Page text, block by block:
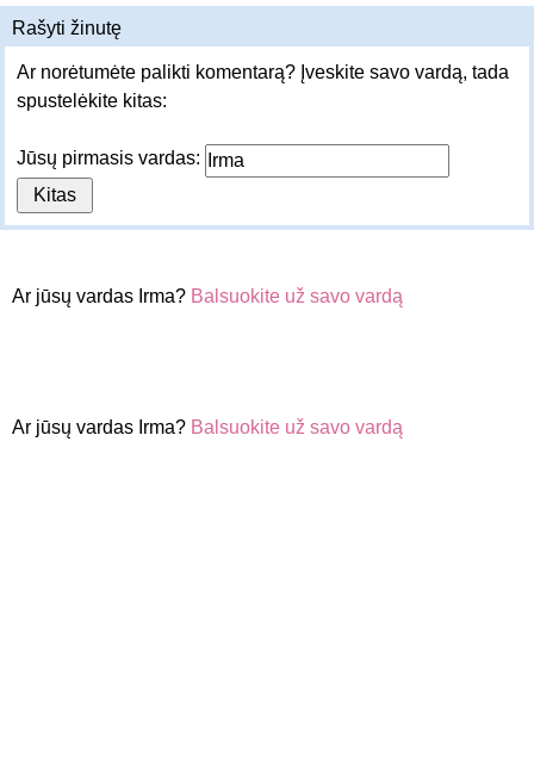
Rašyti žinutę
Ar norėtumėte palikti komentarą? Įveskite savo vardą, tada
spustelėkite kitas:
Jūsų pirmasis vardas:
Ar jūsų vardas Irma? Balsuokite už savo vardą
Ar jūsų vardas Irma? Balsuokite už savo vardą